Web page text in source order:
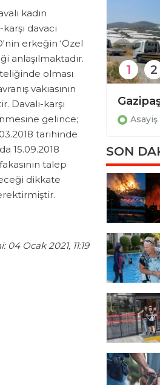
kadın
davacı
erkeğin ‘Özel
anlaşılmaktadır.
olması
vakıasının
Davalı-karşı
gelince;
tarihinde
15.09.2018
talep
dikkate
Ocak 2021, 11:19
Asayiş
1 2
SON